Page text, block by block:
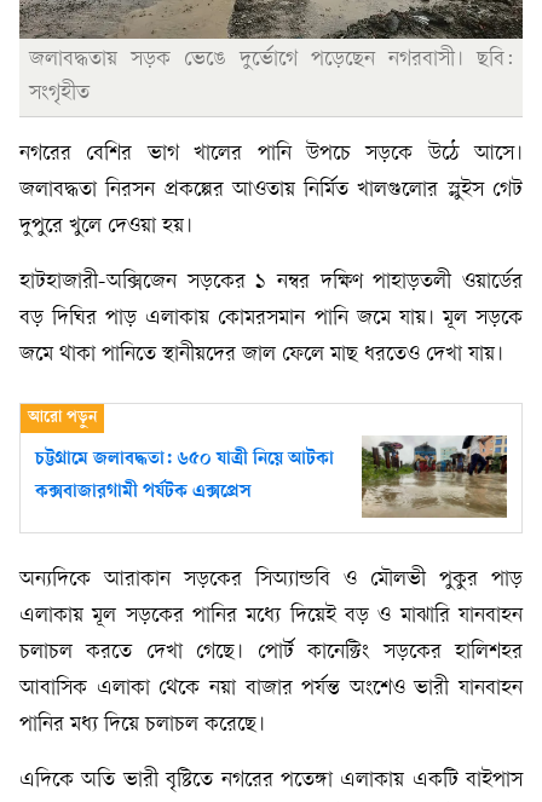
জলাবদ্ধতায় সড়ক ভেঙে দুর্ভোগে পড়েছেন নগরবাসী। ছবি:
সংগৃহীত
নগরের বেশির ভাগ খালের পানি উপচে সড়কে উঠে আসে।
জলাবদ্ধতা নিরসন প্রকল্পের আওতায় নির্মিত খালগুলোর স্লুইস গেট
দুপুরে খুলে দেওয়া হয়।
হাটহাজারী-অক্সিজেন সড়কের ১ নম্বর দক্ষিণ পাহাড়তলী ওয়ার্ডের
বড় দিঘির পাড় এলাকায় কোমরসমান পানি জমে যায়। মূল সড়কে
জমে থাকা পানিতে স্থানীয়দের জাল ফেলে মাছ ধরতেও দেখা যায়।
চট্টগ্রামে জলাবদ্ধতা: ৬৫০ যাত্রী নিয়ে আটকা
কক্সবাজারগামী পর্যটক এক্সপ্রেস
অন্যদিকে আরাকান সড়কের সিঅ্যান্ডবি ও মৌলভী পুকুর পাড়
এলাকায় মূল সড়কের পানির মধ্যে দিয়েই বড় ও মাঝারি যানবাহন
চলাচল করতে দেখা গেছে। পোর্ট কানেক্টিং সড়কের হালিশহর
আবাসিক এলাকা থেকে নয়া বাজার পর্যন্ত অংশেও ভারী যানবাহন
পানির মধ্য দিয়ে চলাচল করেছে।
এদিকে অতি ভারী বৃষ্টিতে নগরের পতেঙ্গা এলাকায় একটি বাইপাস